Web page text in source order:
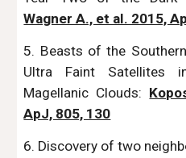
Wagner A., et al. 2015,
5. Beasts of the
Ultra Faint
Magellanic Clouds:
ApJ, 805, 130
6. Discovery of two